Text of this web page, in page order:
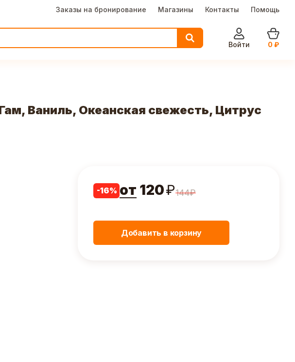
Заказы на бронирование Магазины Контакты Помощь
Войти
0 ₽
Ваниль, Океанская свежесть, Цитрус
-16% от 120₽144₽
Добавить в корзину